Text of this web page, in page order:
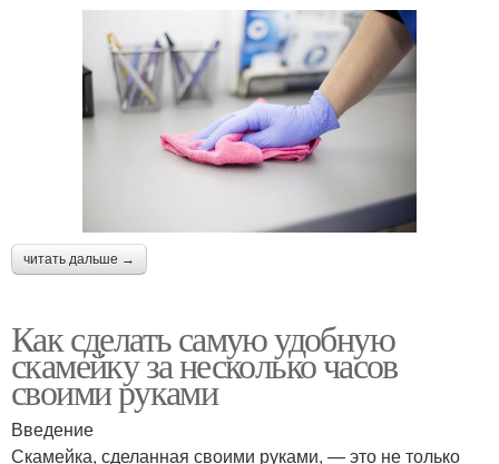
читать дальше →
Как сделать самую удобную
скамейку за несколько часов
своими руками
Введение
Скамейка, сделанная своими руками, — это не только